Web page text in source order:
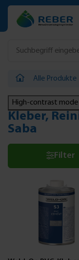
Zum Hauptinhalt
Alle Produkte
High-contrast mode
Kleber,
Saba
Filter